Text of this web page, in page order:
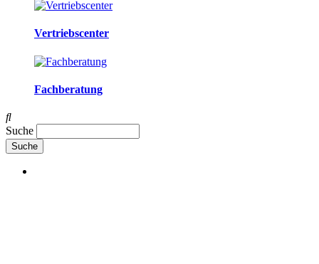
Vertriebscenter
Fachberatung
Suche